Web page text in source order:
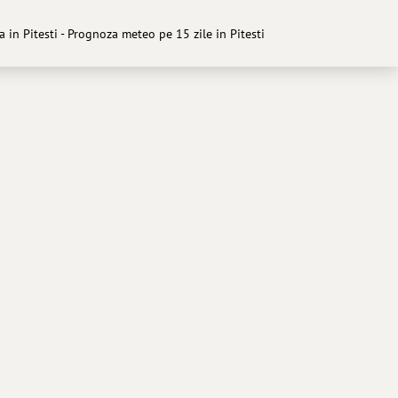
in Pitesti - Prognoza meteo pe 15 zile in Pitesti